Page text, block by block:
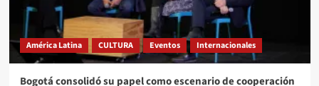
América Latina CULTURA Eventos Internacionales
Bogotá consolidó su papel como escenario de cooperación